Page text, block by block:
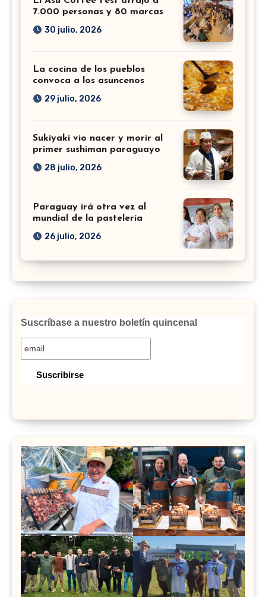
7.000 personas y 80 marcas
30 julio, 2026
La cocina de los pueblos
convoca a los asuncenos
29 julio, 2026
Sukiyaki vio nacer y morir al
primer sushiman paraguayo
28 julio, 2026
Paraguay irá otra vez al
mundial de la pastelería
26 julio, 2026
Suscríbase a nuestro boletín quincenal